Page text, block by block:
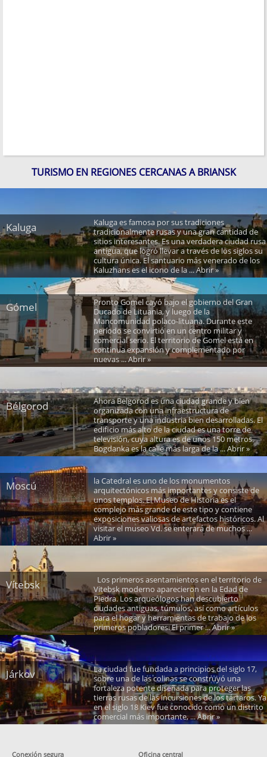
TURISMO EN REGIONES CERCANAS A BRIANSK
Kaluga
Kaluga es famosa por sus tradiciones
tradicionalmente rusas y una gran cantidad de
sitios interesantes. Es una verdadera ciudad rusa
antigua, que logró llevar a través de los siglos su
cultura única. El santuario más venerado de los
Kaluzhans es el icono de la ... Abrir »
Gómel
Pronto Gomel cayó bajo el gobierno del Gran
Ducado de Lituania, y luego de la
Mancomunidad polaco-lituana. Durante este
período se convirtió en un centro militar y
comercial serio. El territorio de Gomel está en
continua expansión y complementado por
nuevas ... Abrir »
Bélgorod
Ahora Belgorod es una ciudad grande y bien
organizada con una infraestructura de
transporte y una industria bien desarrolladas. El
edificio más alto de la ciudad es una torre de
televisión, cuya altura es de unos 150 metros.
Bogdanka es la calle más larga de la ... Abrir »
Moscú
la Catedral es uno de los monumentos
arquitectónicos más importantes y consiste de
unos templos. El Museo de Historia es el
complejo más grande de este tipo y contiene
exposiciones valiosas de artefactos históricos. Al
visitar el museo Vd. se enterará de muchos ...
Abrir »
Vítebsk
Los primeros asentamientos en el territorio de
Vitebsk moderno aparecieron en la Edad de
Piedra. Los arqueólogos han descubierto
ciudades antiguas, túmulos, así como artículos
para el hogar y herramientas de trabajo de los
primeros pobladores. El primer ... Abrir »
Járkov
La ciudad fue fundada a principios del siglo 17,
sobre una de las colinas se construyó una
fortaleza potente diseñada para proteger las
tierras rusas de las incursiones de los tártaros. Ya
en el siglo 18 Kiev fue conocido como un distrito
comercial más importante, ... Abrir »
Conexión segura Oficina central